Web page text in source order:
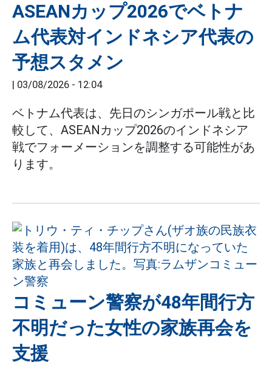
ASEANカップ2026でベトナ
ム代表対インドネシア代表の
予想スタメン
03/08/2026 - 12:04
ベトナム代表は、先日のシンガポール戦と比
較して、ASEANカップ2026のインドネシア
戦でフォーメーションを調整する可能性があ
ります。
コミューン警察が48年間行方
不明だった女性の家族再会を
支援